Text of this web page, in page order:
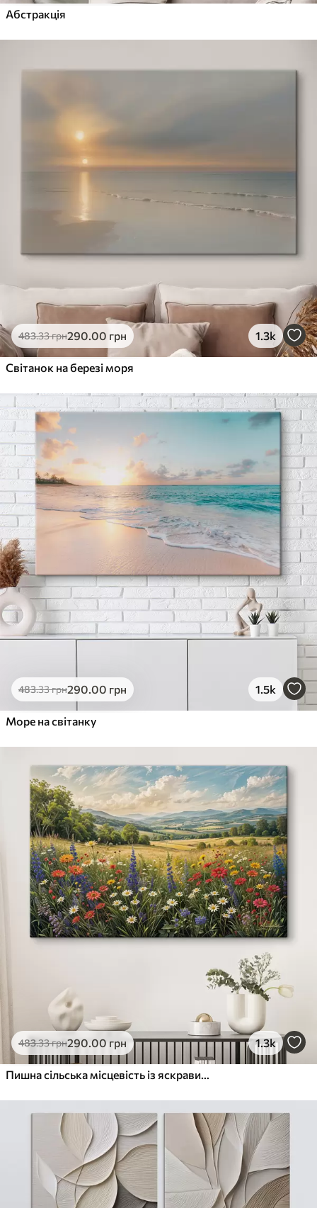
Абстракція
483.33грн290.00 грн 1.3k
Світанок на березі моря
483.33грн290.00 грн 1.5k
Море на світанку
483.33грн290.00 грн 1.3k
Пишна сільська місцевість із яскравим лугом диких квітів, наповненим різнокольоровими квітами під хмарним небом